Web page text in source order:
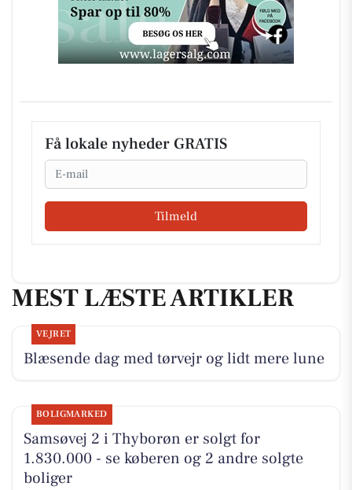
Få lokale nyheder GRATIS
Email
Tilmeld
MEST LÆSTE ARTIKLER
VEJRET
Blæsende dag med tørvejr og lidt mere lune
BOLIGMARKED
Samsøvej 2 i Thyborøn er solgt for
1.830.000 - se køberen og 2 andre solgte
boliger